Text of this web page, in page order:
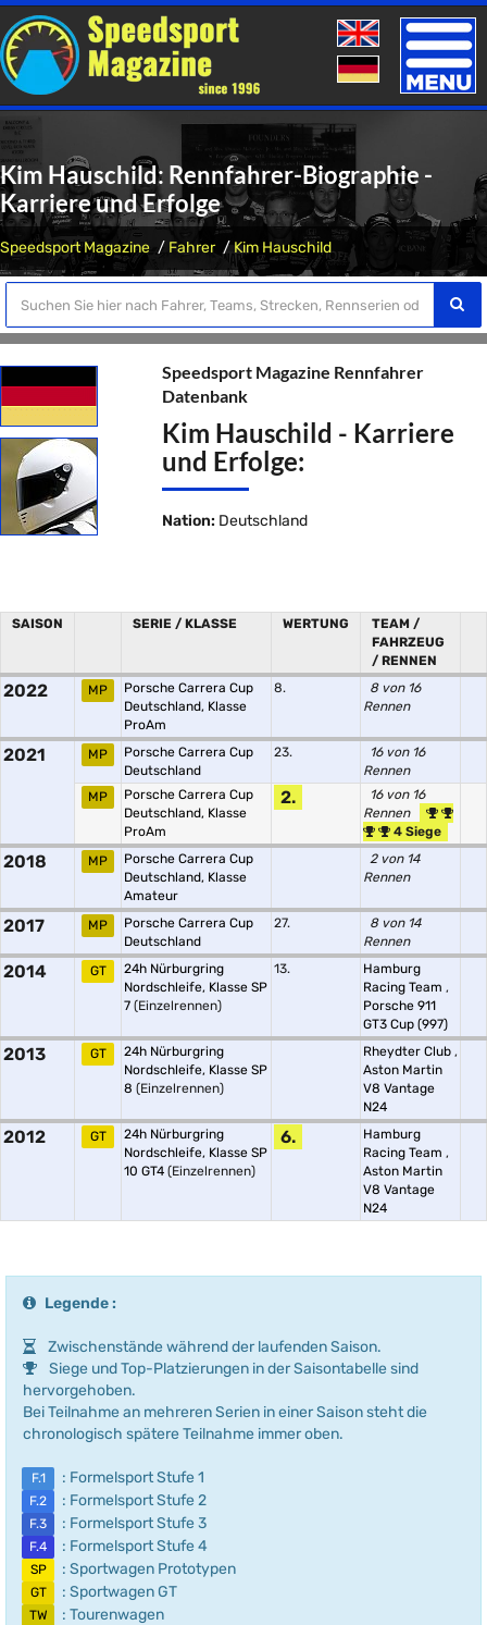
Toggle
Kim Hauschild: Rennfahrer-Biographie -
Karriere und Erfolge
Speedsport Magazine Fahrer Kim Hauschild
Speedsport Magazine Rennfahrer
Datenbank
Kim Hauschild - Karriere
und Erfolge:
Nation: Deutschland
SAISON SERIE / KLASSE WERTUNG
TEAM /
FAHRZEUG
/ RENNEN
2022 MP
Porsche Carrera Cup
Deutschland, Klasse
ProAm
8.
8 von 16
Rennen
2021 MP
Porsche Carrera Cup
Deutschland
23.
16 von 16
Rennen
MP
Porsche Carrera Cup
Deutschland, Klasse
ProAm
2.
16 von 16
Rennen
4 Siege
2018 MP
Porsche Carrera Cup
Deutschland, Klasse
Amateur
2 von 14
Rennen
2017 MP
Porsche Carrera Cup
Deutschland
27.
8 von 14
Rennen
2014 GT
24h Nürburgring
Nordschleife, Klasse SP
7 (Einzelrennen)
13.
Hamburg
Racing Team ,
Porsche 911
GT3 Cup (997)
2013 GT
24h Nürburgring
Nordschleife, Klasse SP
8 (Einzelrennen)
Rheydter Club ,
Aston Martin
V8 Vantage
N24
2012 GT
24h Nürburgring
Nordschleife, Klasse SP
10 GT4 (Einzelrennen)
6.
Hamburg
Racing Team ,
Aston Martin
V8 Vantage
N24
Legende :
Zwischenstände während der laufenden Saison.
Siege und Top-Platzierungen in der Saisontabelle sind
hervorgehoben.
Bei Teilnahme an mehreren Serien in einer Saison steht die
chronologisch spätere Teilnahme immer oben.
F.1 : Formelsport Stufe 1
F.2 : Formelsport Stufe 2
F.3 : Formelsport Stufe 3
F.4 : Formelsport Stufe 4
SP : Sportwagen Prototypen
GT : Sportwagen GT
TW : Tourenwagen